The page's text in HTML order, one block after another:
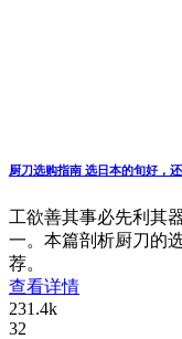
厨刀选购指南 选日本的旬好，
工欲善其事必先利其
一。本篇剖析厨刀的
荐。
查看详情
231.4k
32